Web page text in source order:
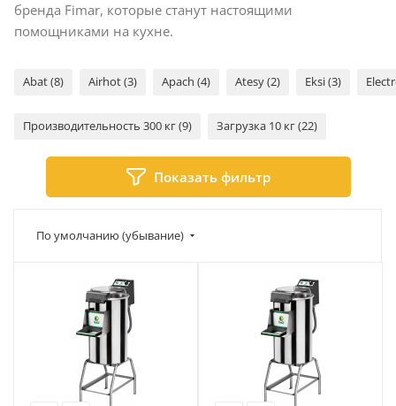
бренда Fimar, которые станут настоящими
помощниками на кухне.
Abat (8) Airhot (3) Apach (4) Atesy (2) Eksi (3)
Производительность 300 кг (9) Загрузка 10 кг (22)
Показать фильтр
По умолчанию (убывание)